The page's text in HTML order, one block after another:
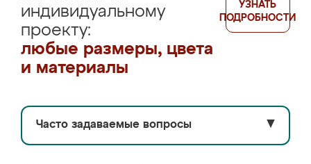
индивидуальному
проекту:
любые размеры, цвета
и материалы
УЗНАТЬ
ПОДРОБНОСТИ
Часто задаваемые вопросы ▼